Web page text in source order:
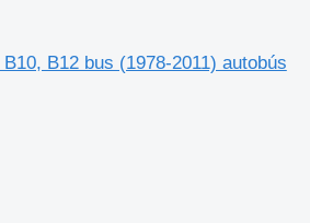
B12 bus (1978-2011) autobús